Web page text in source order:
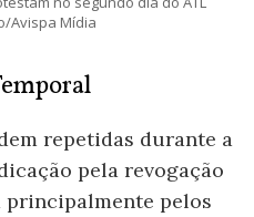
Avispa Mídia
repetidas durante a
pela revogação
principalmente pelos